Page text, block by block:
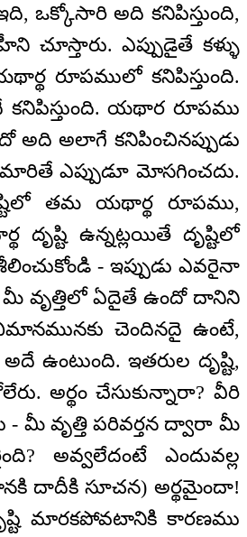
ఒక్కోసారి అది కనిపిస్తుంది,
ఎప్పుడైతే కళ్ళు
రూపములో కనిపిస్తుంది.
యథార రూపము
అలాగే కనిపించినప్పుడు
మారితే ఎప్పుడూ మోసగించదు.
తమ యథార్థ రూపము,
ఉన్నట్లయితే దృష్టిలో
- ఇప్పుడు ఎవరైనా
మీ వృత్తిలో ఏదైతే ఉందో దానిని
చెందినదై ఉంటే,
ఉంటుంది. ఇతరుల దృష్టి,
అర్థం చేసుకున్నారా? వీరి
- మీ వృత్తి పరివర్తన ద్వారా మీ
అవ్వలేదంటే ఎందువల్ల
దాదీకి సూచన) అర్థమైందా!
మారకపోవటానికి కారణము